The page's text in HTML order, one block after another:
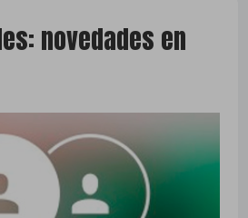
novedades en